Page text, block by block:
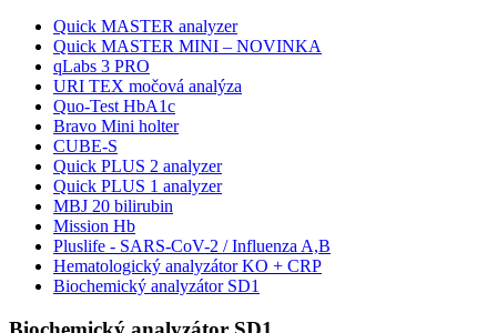
Quick MASTER analyzer
Quick MASTER MINI – NOVINKA
qLabs 3 PRO
URI TEX močová analýza
Quo-Test HbA1c
Bravo Mini holter
CUBE-S
Quick PLUS 2 analyzer
Quick PLUS 1 analyzer
MBJ 20 bilirubin
Mission Hb
Pluslife - SARS-CoV-2 / Influenza A,B
Hematologický analyzátor KO + CRP
Biochemický analyzátor SD1